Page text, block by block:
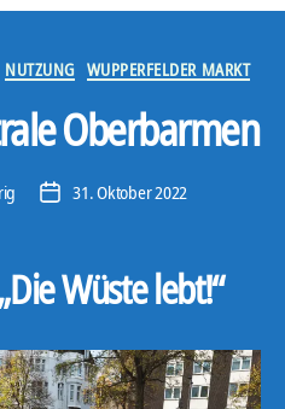
Kategorien
NUTZUNG WUPPERFELDER MARKT
Oberbarmen
Veröffentlichungsdatum
31. Oktober 2022
Wüste lebt!“